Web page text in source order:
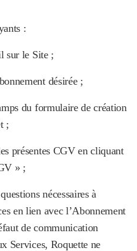
:
sur le Site ;
désirée ;
du formulaire de création
;
présentes CGV en cliquant
» ;
nécessaires à
en lien avec l’Abonnement
de communication
Services, Roquette ne